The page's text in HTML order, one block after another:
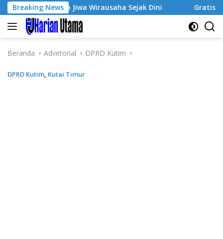
Langsung
ke
konten
Breaking News
Jiwa Wirausaha Sejak Dini GratisPol Sukses
Beranda Advetorial DPRD Kutim
DPRD Kutim, Kutai Timur